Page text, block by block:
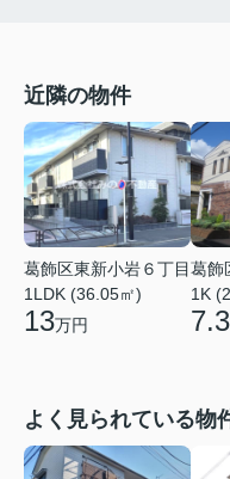
近隣の物件
葛飾区東新小岩６丁目
1LDK (36.05㎡)
13万円
葛飾
1K
7.3
よく見られている物